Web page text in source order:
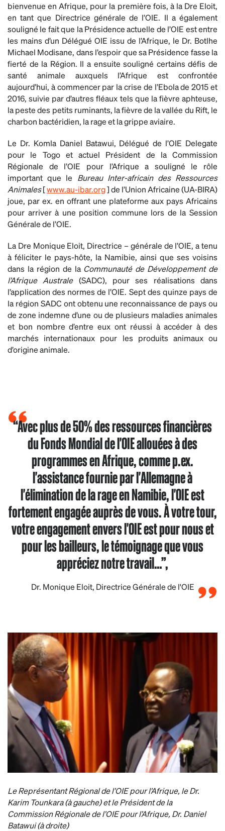
bienvenue en Afrique, pour la première fois, à la Dre Eloit,
en tant que Directrice générale de l’OIE. Il a également
souligné le fait que la Présidence actuelle de l’OIE est entre
les mains d’un Délégué OIE issu de l’Afrique, le Dr. Botlhe
Michael Modisane, dans l’espoir que sa Présidence fasse la
fierté de la Région. Il a ensuite souligné certains défis de
santé animale auxquels l’Afrique est confrontée
aujourd’hui, à commencer par la crise de l’Ebola de 2015 et
2016, suivie par d’autres fléaux tels que la fièvre aphteuse,
la peste des petits ruminants, la fièvre de la vallée du Rift, le
charbon bactéridien, la rage et la grippe aviaire.
Le Dr. Komla Daniel Batawui, Délégué de l’OIE Delegate
pour le Togo et actuel Président de la Commission
Régionale de l’OIE pour l’Afrique a souligné le rôle
important que le Bureau Inter-africain des Ressources
Animales[www.au-ibar.org] de l’Union Africaine (UA-BIRA)
joue, par ex. en offrant une plateforme aux pays Africains
pour arriver à une position commune lors de la Session
Générale de l’OIE.
La Dre Monique Eloit, Directrice – générale de l’OIE, a tenu
à féliciter le pays-hôte, la Namibie, ainsi que ses voisins
dans la région de la Communauté de Développement de
l’Afrique Australe(SADC), pour ses réalisations dans
l’application des normes de l’OIE. Sept des quinze pays de
la région SADC ont obtenu une reconnaissance de pays ou
de zone indemne d’une ou de plusieurs maladies animales
et bon nombre d’entre eux ont réussi à accéder à des
marchés internationaux pour les produits animaux ou
d’origine animale.
“Avec plus de 50% des ressources financières
du Fonds Mondial de l'OIE allouées à des
programmes en Afrique, comme p.ex.
l'assistance fournie par l'Allemagne à
l'élimination de la rage en Namibie, l'OIE est
fortement engagée auprès de vous. À votre tour,
votre engagement envers l'OIE est pour nous et
pour les bailleurs, le témoignage que vous
appréciez notre travail…”,
Dr. Monique Eloit, Directrice Générale de l'OIE
Le Représentant Régional de l’OIE pour l’Afrique, le Dr.
Karim Tounkara (à gauche) et le Président de la
Commission Régionale de l’OIE pour l’Afrique, Dr. Daniel
Batawui (à droite)